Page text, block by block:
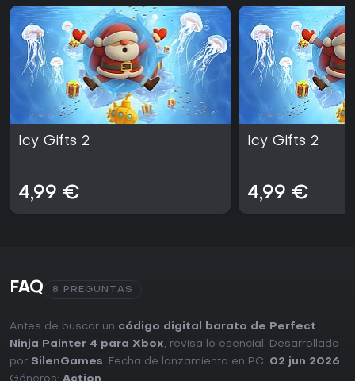
para propietarios de consolas que buscan un título de
acción y puzles directo con soporte de resolución moderna.
La incorporación de la chica robot y la mayor variedad de
trampas aportan suficiente novedad para diferenciarlo de
las entregas anteriores de la serie, manteniendo al mismo
tiempo un punto de entrada accesible. Los
completacionistas encontrarán valor en resolver cada nivel
a fondo, ya que las consecuencias visuales de los errores
fomentan la experimentación dentro de una experiencia
contenida. Si este estilo de puzles de cuadrícula basados
Icy Gifts 2
4,99 €
Icy Gifts 2
4,99 €
FAQ 8 PREGUNTAS
Antes de buscar un código digital barato de Perfect
Ninja Painter 4 para Xbox, revisa lo esencial. Desarrollado
por SilenGames. Fecha de lanzamiento en PC: 02 jun 2026.